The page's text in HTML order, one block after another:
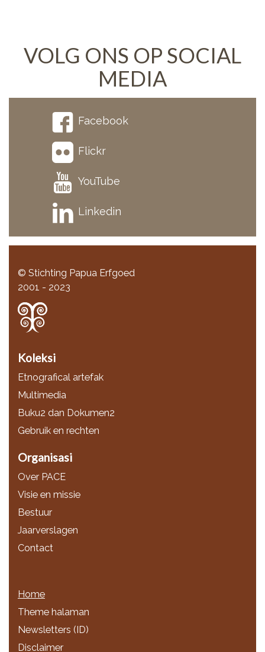
VOLG ONS OP SOCIAL
MEDIA
Facebook
Flickr
YouTube
Linkedin
© Stichting Papua Erfgoed
2001 - 2023
Koleksi
Etnografical artefak
Multimedia
Buku2 dan Dokumen2
Gebruik en rechten
Organisasi
Over PACE
Visie en missie
Bestuur
Jaarverslagen
Contact
Home
Theme halaman
Newsletters (ID)
Disclaimer